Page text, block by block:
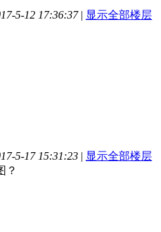
5-12 17:36:37 | 显示全部楼层
5-17 15:31:23 | 显示全部楼层
？